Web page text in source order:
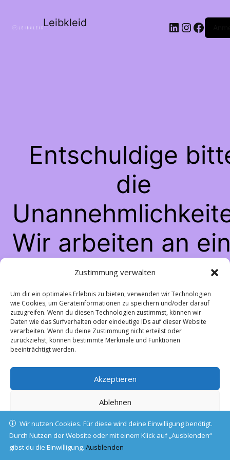
Zustimmung verwalten
Um dir ein optimales Erlebnis zu bieten, verwenden wir Technologien
wie Cookies, um Geräteinformationen zu speichern und/oder darauf
zuzugreifen. Wenn du diesen Technologien zustimmst, können wir
Daten wie das Surfverhalten oder eindeutige IDs auf dieser Website
verarbeiten. Wenn du deine Zustimmung nicht erteilst oder
zurückziehst, können bestimmte Merkmale und Funktionen
beeinträchtigt werden.
Akzeptieren
Ablehnen
Einstellungen ansehen
Cookie-RichtlinieDatenschutz
Leibkleid LinkedIn
Entschuldige
die
Wir arbeiten an
großartigen
schau bald
vorbei!
Wir nutzen Cookies. Für diese wird deine Einwilligung benötigt.
Durch Nutzen der Website oder mit einem Klick auf „Ausblenden“
gibst du die Einwilligung.Ausblenden